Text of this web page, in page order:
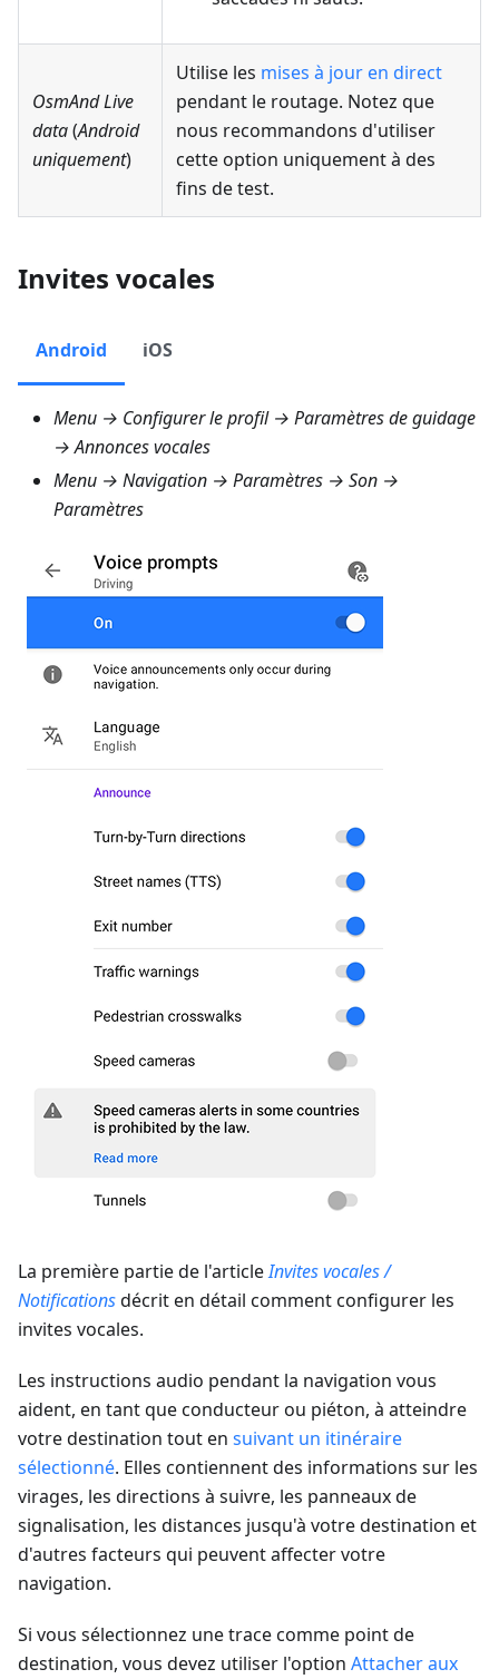
OsmAnd Live
data(Android
uniquement)
Utilise les mises à jour en direct
pendant le routage. Notez que
nous recommandons d'utiliser
cette option uniquement à des
fins de test.
Invites vocales
Android iOS
Menu → Configurer le profil → Paramètres de guidage
→ Annonces vocales
Menu → Navigation → Paramètres → Son →
Paramètres
La première partie de l'articleInvites vocales /
Notificationsdécrit en détail comment configurer les
invites vocales.
Les instructions audio pendant la navigation vous
aident, en tant que conducteur ou piéton, à atteindre
votre destination tout en suivant un itinéraire
sélectionné. Elles contiennent des informations sur les
virages, les directions à suivre, les panneaux de
signalisation, les distances jusqu'à votre destination et
d'autres facteurs qui peuvent affecter votre
navigation.
Si vous sélectionnez une trace comme point de
destination, vous devez utiliser l'option Attacher aux